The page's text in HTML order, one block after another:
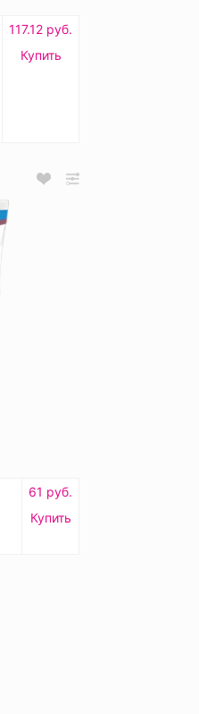
117.12 руб.
Купить
61 руб.
Купить